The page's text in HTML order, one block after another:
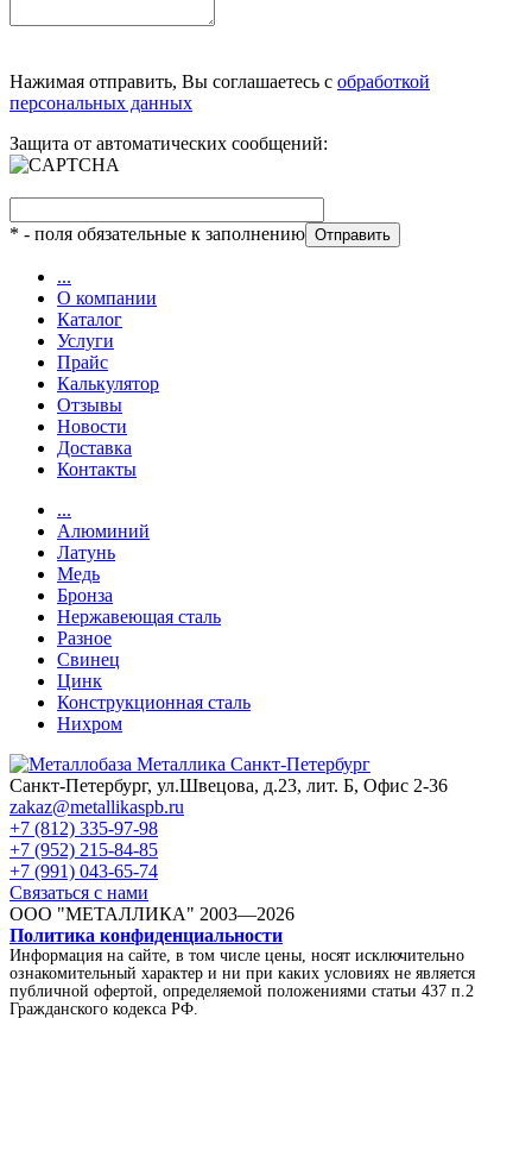
Нажимая отправить, Вы соглашаетесь с обработкой
персональных данных
Защита от автоматических сообщений:
* - поля обязательные к заполнению
...
О компании
Каталог
Услуги
Прайс
Калькулятор
Отзывы
Новости
Доставка
Контакты
...
Алюминий
Латунь
Медь
Бронза
Нержавеющая сталь
Разное
Свинец
Цинк
Конструкционная сталь
Нихром
Санкт-Петербург, ул.Швецова, д.23, лит. Б, Офис 2-36
zakaz@metallikaspb.ru
+7 (812) 335-97-98
+7 (952) 215-84-85
+7 (991) 043-65-74
Связаться с нами
ООО "МЕТАЛЛИКА" 2003—2026
Политика конфиденциальности
Информация на сайте, в том числе цены, носят исключительно
ознакомительный характер и ни при каких условиях не является
публичной офертой, определяемой положениями статьи 437 п.2
Гражданского кодекса РФ.